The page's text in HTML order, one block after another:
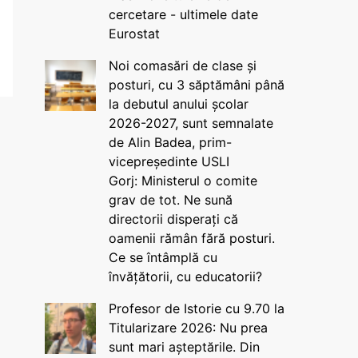
cercetare - ultimele date
Eurostat
Noi comasări de clase și
posturi, cu 3 săptămâni până
la debutul anului școlar
2026-2027, sunt semnalate
de Alin Badea, prim-
vicepreședinte USLI
Gorj: Ministerul o comite
grav de tot. Ne sună
directorii disperați că
oamenii rămân fără posturi.
Ce se întâmplă cu
învățătorii, cu educatorii?
Profesor de Istorie cu 9.70 la
Titularizare 2026: Nu prea
sunt mari așteptările. Din